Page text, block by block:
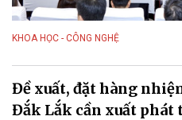
KHOA HỌC - CÔNG NGHỆ
Đề xuất, đặt hàng
Đắk Lắk cần xuất phát